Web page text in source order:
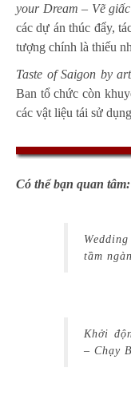
your Dream – Vẽ
các dự án thúc đẩy,
tượng chính là thiếu
Taste of Saigon by
Ban tổ chức còn
các vật liệu tái sử
Có thể bạn quan tâm:
tầm
Khởi
– Chạy